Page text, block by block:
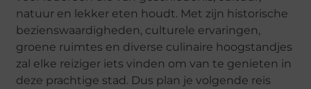
natuur en lekker eten houdt. Met zijn historische
bezienswaardigheden, culturele ervaringen,
groene ruimtes en diverse culinaire hoogstandjes
zal elke reiziger iets vinden om van te genieten in
deze prachtige stad. Dus plan je volgende reis